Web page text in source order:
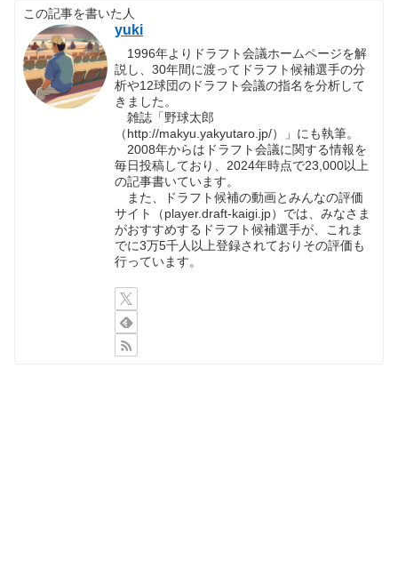
この記事を書いた人
yuki
1996年よりドラフト会議ホームページを解
説し、30年間に渡ってドラフト候補選手の分
析や12球団のドラフト会議の指名を分析して
きました。
雑誌「野球太郎
（http://makyu.yakyutaro.jp/）」にも執筆。
2008年からはドラフト会議に関する情報を
毎日投稿しており、2024年時点で23,000以上
の記事書いています。
また、ドラフト候補の動画とみんなの評価
サイト（player.draft-kaigi.jp）では、みなさま
がおすすめするドラフト候補選手が、これま
でに3万5千人以上登録されておりその評価も
行っています。